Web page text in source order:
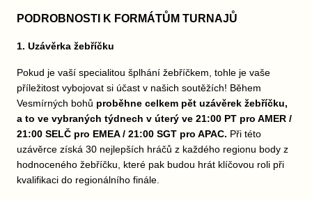
PODROBNOSTI K FORMÁTŮM TURNAJŮ
1. Uzávěrka žebříčku
Pokud je vaší specialitou šplhání žebříčkem, tohle je vaše
příležitost vybojovat si účast v našich soutěžích! Během
Vesmírných bohů proběhne celkem pět uzávěrek žebříčku,
a to ve vybraných týdnech v úterý ve 21:00 PT pro AMER /
21:00 SELČ pro EMEA / 21:00 SGT pro APAC. Při této
uzávěrce získá 30 nejlepších hráčů z každého regionu body z
hodnoceného žebříčku, které pak budou hrát klíčovou roli při
kvalifikaci do regionálního finále.